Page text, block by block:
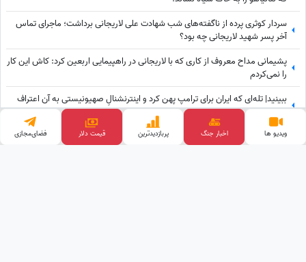
سردار کوثری پرده از ناگفته‌های شب شهادت علی لاریجانی برداشت؛ ماجرای تماس
آخر پسر شهید لاریجانی چه بود؟
پشیمانی مداح معروف از کاری که با لاریجانی در راهپیمایی اربعین کرد: کاش این کار
را نمی‌کردم
ببینید| تله‌ای که ایران برای ترامپ پهن کرد و اینترنشنالِ صهیونیستی به آن اعتراف
کرد!
رونالدو و جورجینا با حال‌وهوای یک عروسی دهه‌شصتی ایرانی؛ تصاویری از جشن
عروسی ستاره فوتبال با حضور هالند، امباپه و مسی که همه را غافلگیر کرد!